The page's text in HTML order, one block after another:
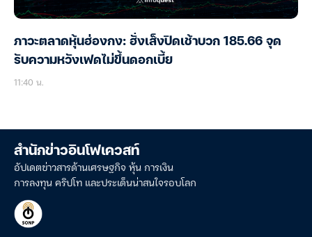
ภาวะตลาดหุ้นฮ่องกง: ฮั่งเส็งปิดเช้าบวก 185.66 จุด
รับความหวังเฟดไม่ขึ้นดอกเบี้ย
11:40 น.
สำนักข่าวอินโฟเควสท์
อัปเดตข่าวสารด้านเศรษฐกิจ หุ้น การเงิน
การลงทุน คริปโท และประเด็นน่าสนใจรอบโลก